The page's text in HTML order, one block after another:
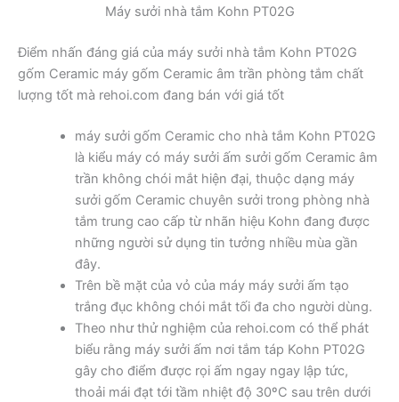
Máy sưởi nhà tắm Kohn PT02G
Điểm nhấn đáng giá của máy sưởi nhà tắm Kohn PT02G
gốm Ceramic máy gốm Ceramic âm trần phòng tắm chất
lượng tốt mà rehoi.com đang bán với giá tốt
máy sưởi gốm Ceramic cho nhà tắm Kohn PT02G
là kiểu máy có máy sưởi ấm sưởi gốm Ceramic âm
trần không chói mắt hiện đại, thuộc dạng máy
sưởi gốm Ceramic chuyên sưởi trong phòng nhà
tắm trung cao cấp từ nhãn hiệu Kohn đang được
những người sử dụng tin tưởng nhiều mùa gần
đây.
Trên bề mặt của vỏ của máy máy sưởi ấm tạo
trắng đục không chói mắt tối đa cho người dùng.
Theo như thử nghiệm của rehoi.com có thể phát
biểu rằng máy sưởi ấm nơi tắm táp Kohn PT02G
gây cho điểm được rọi ấm ngay ngay lập tức,
thoải mái đạt tới tầm nhiệt độ 30ºC sau trên dưới